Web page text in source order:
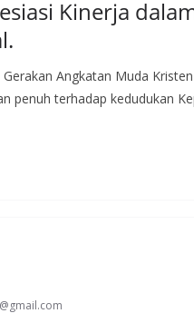
Kinerja
Angkatan Muda
penuh terhadap kedudukan